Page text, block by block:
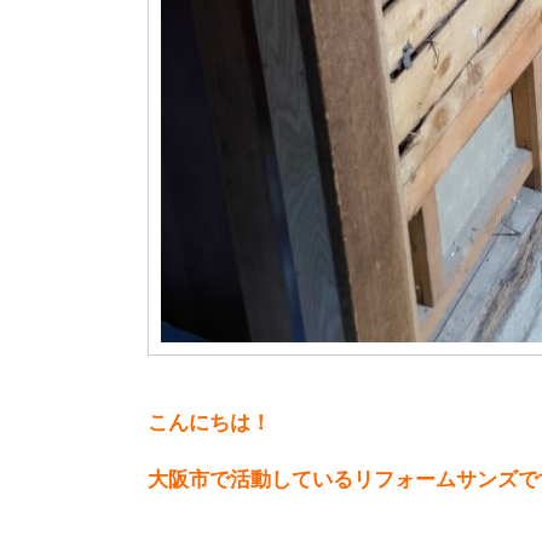
こんにちは！
大阪市で活動しているリフォームサンズ